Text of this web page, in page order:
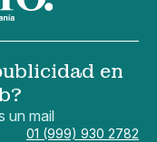
en
un mail
01 (999) 930 2782